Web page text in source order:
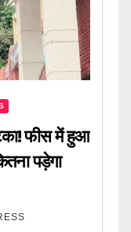
फीस में हुआ
पड़ेगा